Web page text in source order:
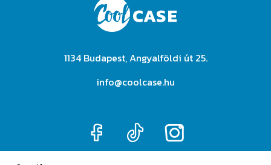
1134 Budapest, Angyalföldi út 25.
info@coolcase.hu